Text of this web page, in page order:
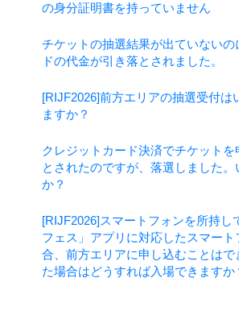
の身分証明書を持っていません
チケットの抽選結果が出ていないの
ドの代金が引き落とされました。
[RIJF2026]前方エリアの抽選受付は
ますか？
クレジットカード決済でチケット
とされたのですが、落選しました
か？
[RIJF2026]スマートフォンを所持し
フェス」アプリに対応したスマー
合、前方エリアに申し込むことはで
た場合はどうすれば入場できますか